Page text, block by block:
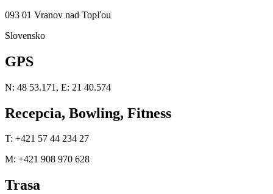
093 01 Vranov nad Topľou
Slovensko
GPS
N: 48 53.171, E: 21 40.574
Recepcia, Bowling, Fitness
T: +421 57 44 234 27
M: +421 908 970 628
Trasa